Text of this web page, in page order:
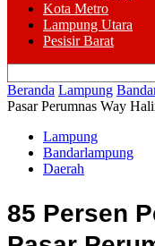
Kota Metro
Lampung Utara
Pesisir Barat
Beranda Lampung
Pasar Perumnas Way
Lampung
Bandarlampung
Daerah
85 Persen